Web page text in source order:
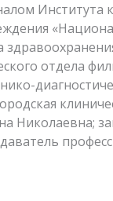
Института
отдела
Николаевна;